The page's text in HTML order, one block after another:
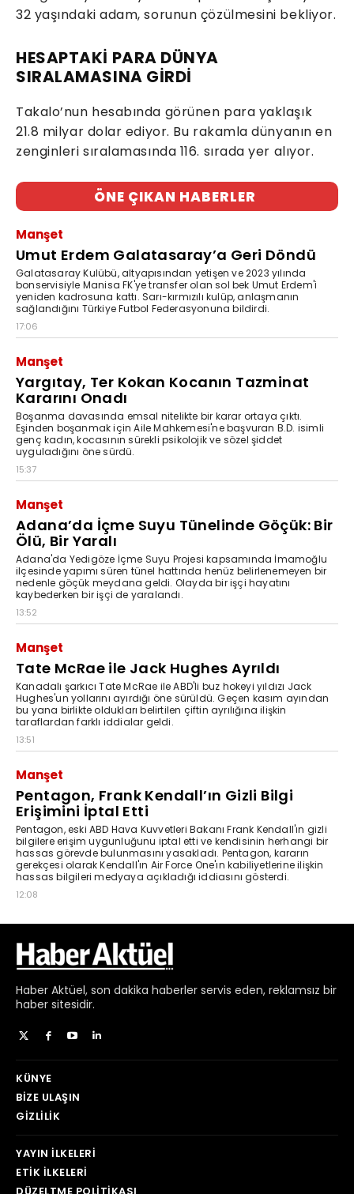
Haber Aktüel, son dakika haberler servis eden, reklamsız bir
haber sitesidir.
KÜNYE
BIZE ULAŞIN
GIZLILIK
YAYIN İLKELERI
ETIK İLKELERI